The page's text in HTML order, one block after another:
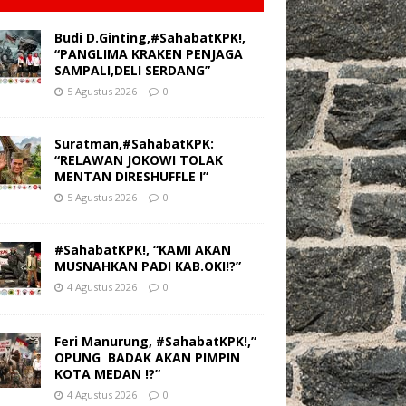
Budi D.Ginting,#SahabatKPK!,
“PANGLIMA KRAKEN PENJAGA
SAMPALI,DELI SERDANG”
5 Agustus 2026 0
Suratman,#SahabatKPK:
“RELAWAN JOKOWI TOLAK
MENTAN DIRESHUFFLE !”
5 Agustus 2026 0
#SahabatKPK!, “KAMI AKAN
MUSNAHKAN PADI KAB.OKI!?”
4 Agustus 2026 0
Feri Manurung, #SahabatKPK!,”
OPUNG BADAK AKAN PIMPIN
KOTA MEDAN !?”
4 Agustus 2026 0